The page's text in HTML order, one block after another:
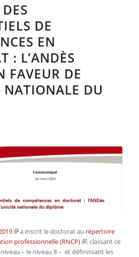
DE
EN
: L’ANDÈS
FAVEUR DE
NATIONALE DU
a inscrit le doctorat au répertoire
professionnelle (RNCP)
, classant ce
– le niveau 8 – et définissant les